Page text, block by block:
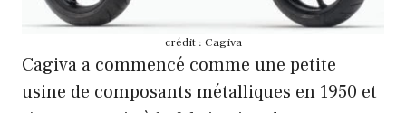
crédit : Cagiva
Cagiva a commencé comme une petite
usine de composants métalliques en 1950 et